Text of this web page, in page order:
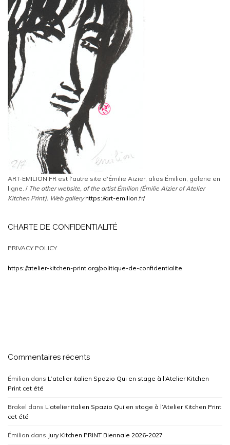
ART-EMILION.FR est l'autre site d'Émilie Aizier, alias Émilion, galerie en
ligne. / The other website, of the artist Émilion (Émilie Aizier of Atelier
Kitchen Print). Web gallery https://art-emilion.fr/
CHARTE DE CONFIDENTIALITÉ
PRIVACY POLICY
https://atelier-kitchen-print.org/politique-de-confidentialite
Commentaires récents
Émilion dans L’atelier italien Spazio Qui en stage à l’Atelier Kitchen
Print cet été
Brakel dans L’atelier italien Spazio Qui en stage à l’Atelier Kitchen Print
cet été
Émilion dans Jury Kitchen PRINT Biennale 2026-2027